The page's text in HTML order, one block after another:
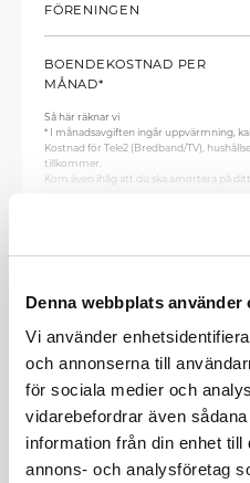
Denna webbplats använder
Vi använder
och annonserna till
för sociala medier och
vidarebefordrar även
information från din enhet
annons- och analysföretag
FÖRENINGEN
BOENDEKOSTNAD PER
MÅNAD*
Så här räknar vi
* I månadsavgiften ingår uppvärmning,
Kostnad för Tele2 (Bredband/TV),
tillkommer.
Kom även ihåg att du ska amortera på ditt
Lånet är uppdelat i tre lika stora delar
5 år - 3,96%
Jenny
MÄKLARE,
Skicka
0701-